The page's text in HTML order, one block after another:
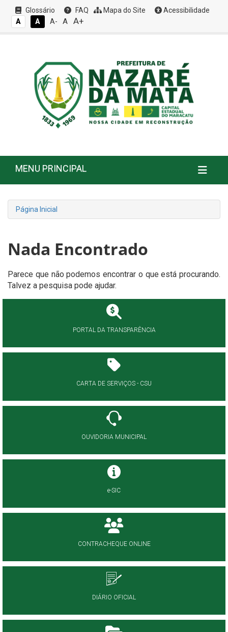
Glossário FAQ Mapa do Site
Acessibilidade
A
A A- A A+
MENU PRINCIPAL
Página Inicial
Nada Encontrado
Parece que não podemos encontrar o que está procurando.
Talvez a pesquisa pode ajudar.
PORTAL DA TRANSPARÊNCIA
CARTA DE SERVIÇOS - CSU
OUVIDORIA MUNICIPAL
e-SIC
CONTRACHEQUE ONLINE
DIÁRIO OFICIAL